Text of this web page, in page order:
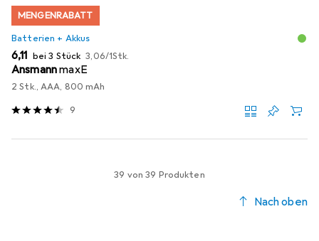
MENGENRABATT
Batterien + Akkus
EUR
6,11 bei 3 Stück EUR
3,06/1Stk.
AnsmannmaxE
2 Stk., AAA, 800 mAh
9
39 von 39 Produkten
Nach oben